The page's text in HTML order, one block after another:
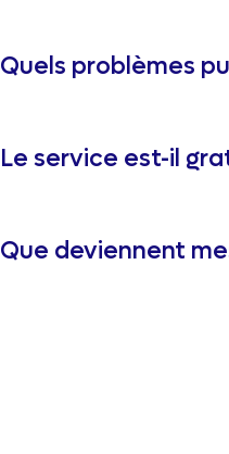
Quels problèmes
Le service est-il
Que deviennent